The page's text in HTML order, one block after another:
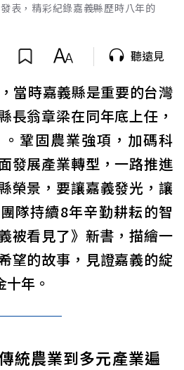
表，精彩紀錄嘉義縣歷時八年的
聽遠見
當時嘉義縣是重要的台灣
長翁章梁在同年底上任，
鞏固農業強項，加碼科
發展產業轉型，一路推進
榮景，要讓嘉義發光，讓
隊持續8年辛勤耕耘的智
被看見了》新書，描繪一
望的故事，見證嘉義的綻
年。
統農業到多元產業遍